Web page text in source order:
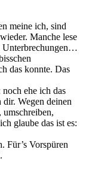
meine ich, sind
Manche lese
Unterbrechungen…
das konnte. Das
ehe ich das
Wegen deinen
umschreiben,
glaube das ist es:
Für’s Vorspüren